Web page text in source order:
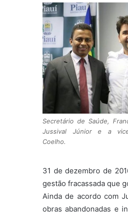
Secretário de Saúde,
Jussival Júnior e a
Coelho.
31 de dezembro de
gestão fracassada que
Ainda de acordo com
obras abandonadas e